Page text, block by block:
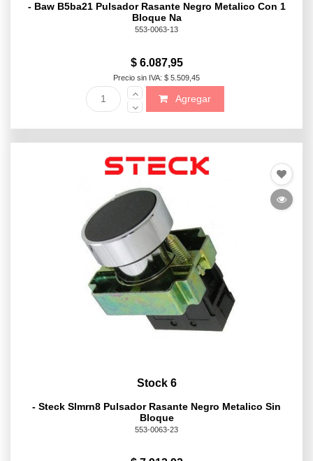
- Baw B5ba21 Pulsador Rasante Negro Metalico Con 1
Bloque Na
553-0063-13
$ 6.087,95
Precio sin IVA: $ 5.509,45
Agregar
Stock 6
- Steck Slmrn8 Pulsador Rasante Negro Metalico Sin
Bloque
553-0063-23